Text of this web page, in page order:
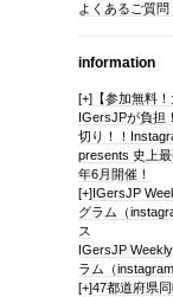
よくあるご質問
information
[+]【参加無料
IGersJPが負担
切り！！
presents 史上
年6月開催！
[+]IGersJP
グラム（
ス
IGersJP
ラム（
[+]47都道府県